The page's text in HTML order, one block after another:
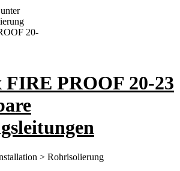
PROOF 20-23
> Rohrisolierung